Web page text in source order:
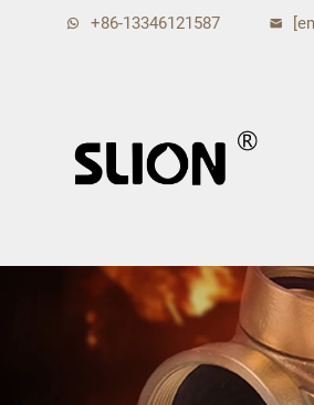
+86-13346121587